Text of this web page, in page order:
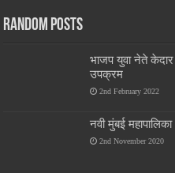
Random Posts
भाजप युवा नेते केदार
उपक्रम
2nd February 2022
नवी मुंबई
2nd November 2020